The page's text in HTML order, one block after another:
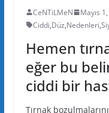
CeNTiLMeN Mayıs
Ciddi,Düz,Nedenleri,
Hemen
eğer bu
ciddi bir
Tırnak